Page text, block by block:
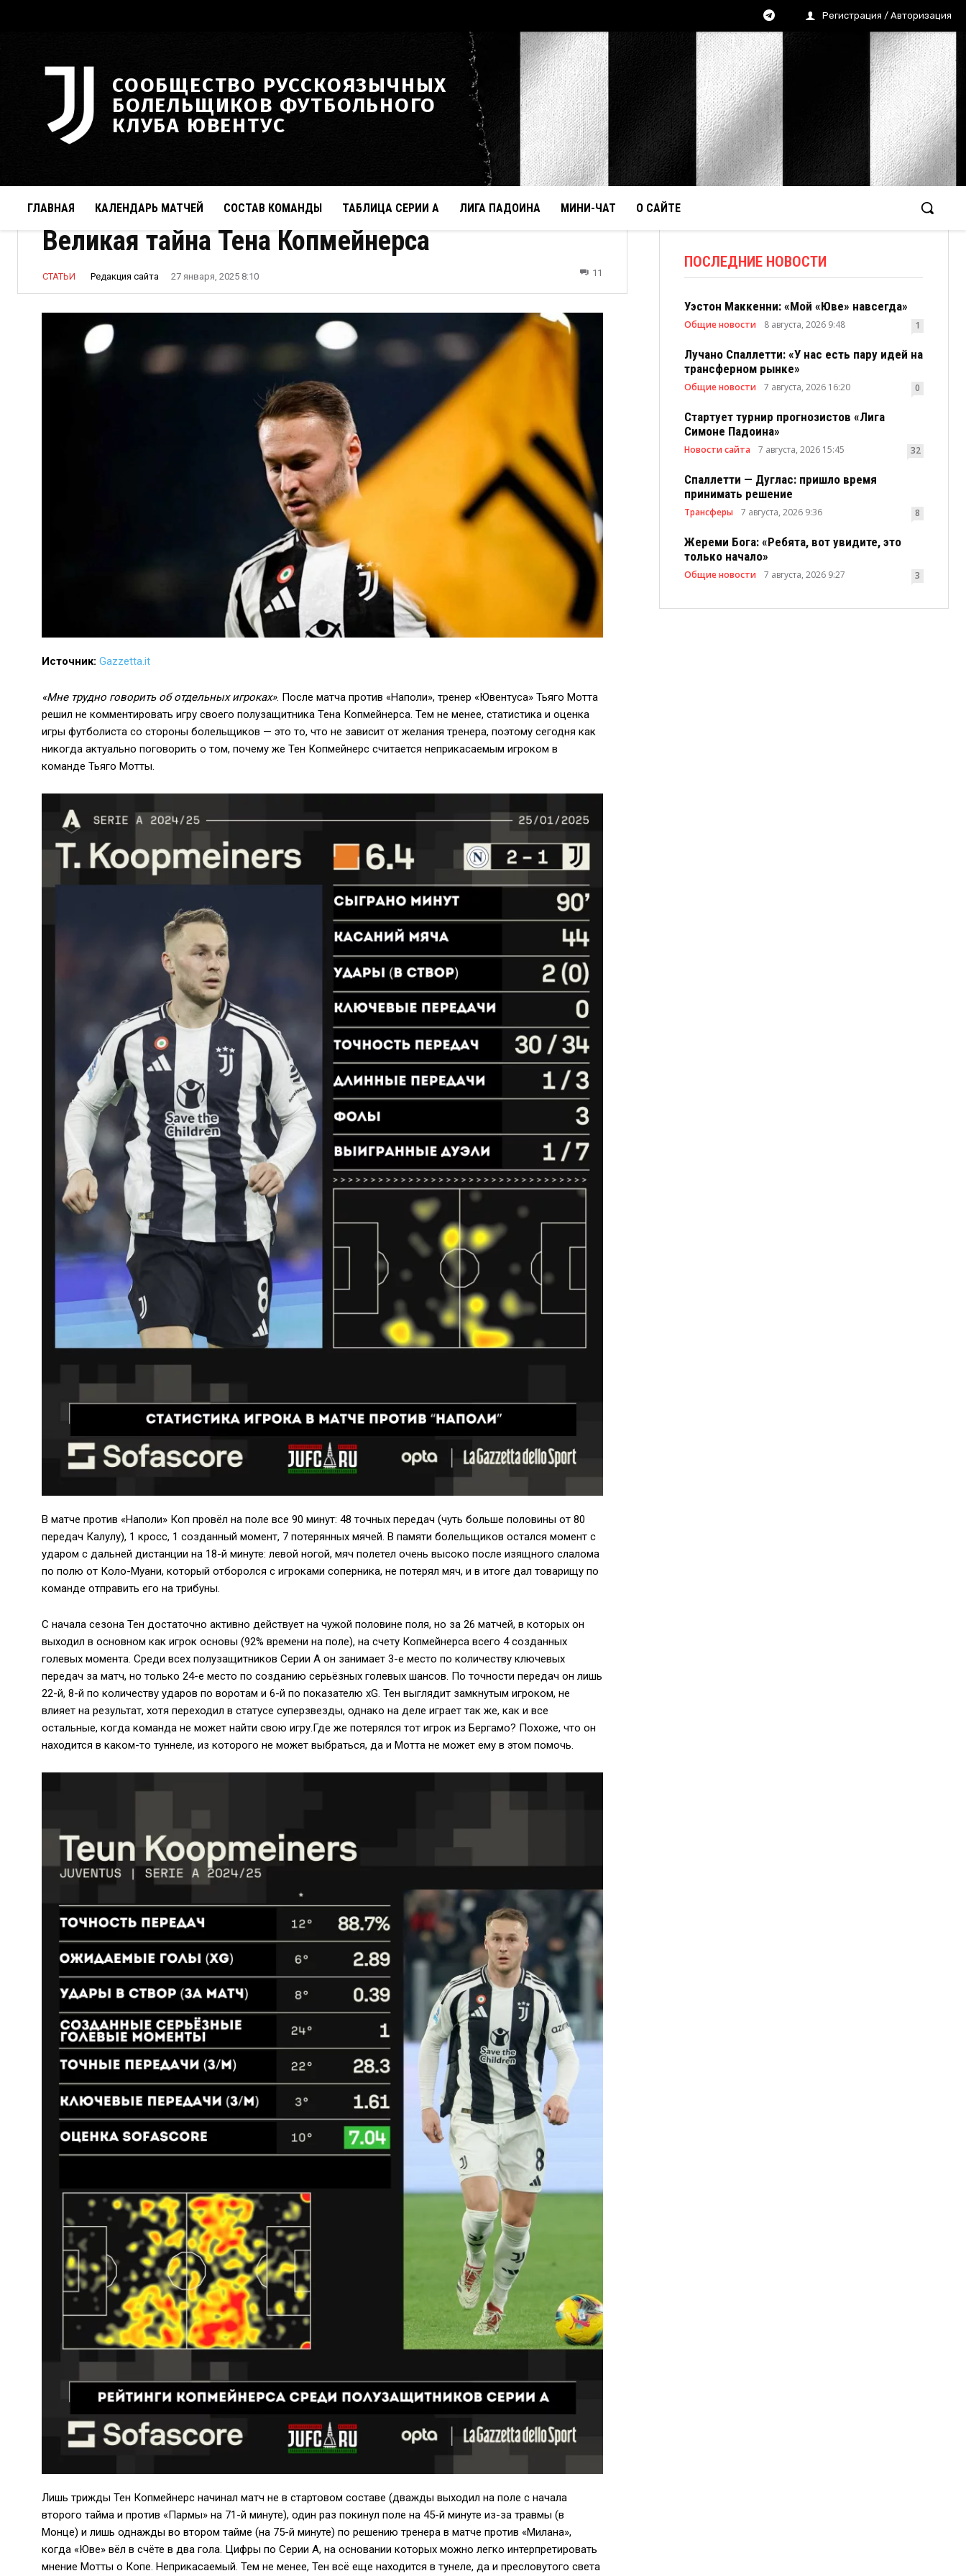
Регистрация / Авторизация
СООБЩЕСТВО РУССКОЯЗЫЧНЫХ
БОЛЕЛЬЩИКОВ ФУТБОЛЬНОГО
КЛУБА ЮВЕНТУС
ГЛАВНАЯ КАЛЕНДАРЬ МАТЧЕЙ СОСТАВ КОМАНДЫ ТАБЛИЦА СЕРИИ А ЛИГА ПАДОИНА МИНИ-ЧАТ О САЙТЕ
Великая тайна Тена Копмейнерса
СТАТЬИ Редакция сайта 27 января, 2025 8:10 11
Источник: Gazzetta.it
«Мне трудно говорить об отдельных игроках». После матча против «Наполи», тренер «Ювентуса» Тьяго Мотта
решил не комментировать игру своего полузащитника Тена Копмейнерса. Тем не менее, статистика и оценка
игры футболиста со стороны болельщиков — это то, что не зависит от желания тренера, поэтому сегодня как
никогда актуально поговорить о том, почему же Тен Копмейнерс считается неприкасаемым игроком в
команде Тьяго Мотты.
В матче против «Наполи» Коп провёл на поле все 90 минут: 48 точных передач (чуть больше половины от 80
передач Калулу), 1 кросс, 1 созданный момент, 7 потерянных мячей. В памяти болельщиков остался момент с
ударом с дальней дистанции на 18-й минуте: левой ногой, мяч полетел очень высоко после изящного слалома
по полю от Коло-Муани, который отборолся с игроками соперника, не потерял мяч, и в итоге дал товарищу по
команде отправить его на трибуны.
С начала сезона Тен достаточно активно действует на чужой половине поля, но за 26 матчей, в которых он
выходил в основном как игрок основы (92% времени на поле), на счету Копмейнерса всего 4 созданных
голевых момента. Среди всех полузащитников Серии А он занимает 3-е место по количеству ключевых
передач за матч, но только 24-е место по созданию серьёзных голевых шансов. По точности передач он лишь
22-й, 8-й по количеству ударов по воротам и 6-й по показателю xG. Тен выглядит замкнутым игроком, не
влияет на результат, хотя переходил в статусе суперзвезды, однако на деле играет так же, как и все
остальные, когда команда не может найти свою игру.Где же потерялся тот игрок из Бергамо? Похоже, что он
находится в каком-то туннеле, из которого не может выбраться, да и Мотта не может ему в этом помочь.
Лишь трижды Тен Копмейнерс начинал матч не в стартовом составе (дважды выходил на поле с начала
второго тайма и против «Пармы» на 71-й минуте), один раз покинул поле на 45-й минуте из-за травмы (в
Монце) и лишь однажды во втором тайме (на 75-й минуте) по решению тренера в матче против «Милана»,
когда «Юве» вёл в счёте в два гола. Цифры по Серии А, на основании которых можно легко интерпретировать
мнение Мотты о Копе. Неприкасаемый. Тем не менее, Тен всё еще находится в тунеле, да и пресловутого света
ПОСЛЕДНИЕ НОВОСТИ
Уэстон Маккенни: «Мой «Юве» навсегда»
Общие новости 8 августа, 2026 9:48 1
Лучано Спаллетти: «У нас есть пару идей на
трансферном рынке»
Общие новости 7 августа, 2026 16:20 0
Стартует турнир прогнозистов «Лига
Симоне Падоина»
Новости сайта 7 августа, 2026 15:45 32
Спаллетти — Дуглас: пришло время
принимать решение
Трансферы 7 августа, 2026 9:36 8
Жереми Бога: «Ребята, вот увидите, это
только начало»
Общие новости 7 августа, 2026 9:27 3